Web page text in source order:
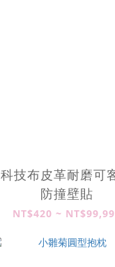
科技布皮革耐磨可
防撞壁貼
NT$420 ~